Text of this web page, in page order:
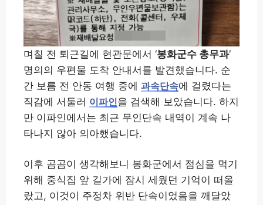
며칠 전 퇴근길에 현관문에서 ‘봉화군수 총무과‘
명의의 우편물 도착 안내서를 발견했습니다. 순
간 보름 전 안동 여행 중에 과속단속에 걸렸다는
직감에 서둘러 이파인을 검색해 보았습니다. 하지
만 이파인에서는 최근 무인단속 내역이 계속 나
타나지 않아 의아했습니다.
이후 곰곰이 생각해보니 봉화군에서 점심을 먹기
위해 중식집 앞 길가에 잠시 세웠던 기억이 떠올
랐고, 이것이 주정차 위반 단속이었음을 깨달았